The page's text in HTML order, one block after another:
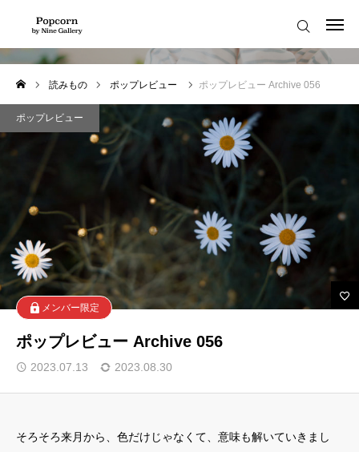
読みもの ポップレビュー ポップレビュー Archive 056
ポップレビュー
メンバー限定
ポップレビュー Archive 056
2023.07.13 2023.08.30
そろそろ来月から、色だけじゃなくて、意味も解いていきまし
はじめての方へ
お知らせ
読みもの
メンバーの声
よくある質問
ポップコーンへようこそ！
お知らせ
Popcorn Member
プライバシーポリシー
my-page